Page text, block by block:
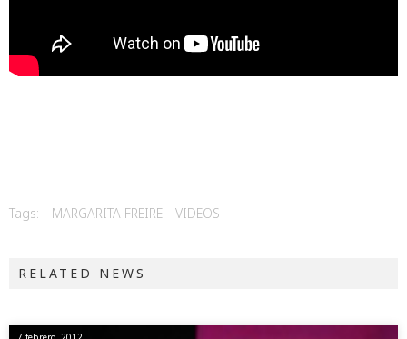
Tags: MARGARITA FREIRE VIDEOS
RELATED NEWS